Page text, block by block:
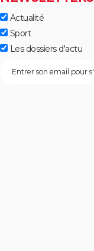
Actualité
Sport
Les dossiers d'actu